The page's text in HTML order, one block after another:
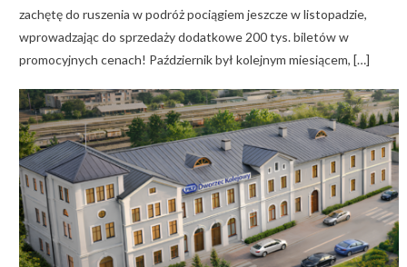
zachętę do ruszenia w podróż pociągiem jeszcze w listopadzie,
wprowadzając do sprzedaży dodatkowe 200 tys. biletów w
promocyjnych cenach! Październik był kolejnym miesiącem, […]